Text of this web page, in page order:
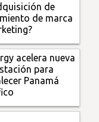
de
de marca
acelera nueva
para
Panamá